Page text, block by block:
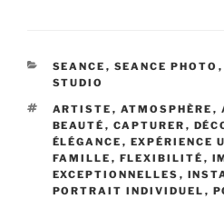
CATÉGORIES
SEANCE , SEANCE PHOTO ,
STUDIO
ÉTIQUETTES
ARTISTE , ATMOSPHÈRE ,
BEAUTÉ , CAPTURER ,
ÉLÉGANCE , EXPÉRIENCE
FAMILLE , FLEXIBILITÉ ,
EXCEPTIONNELLES ,
PORTRAIT INDIVIDUEL ,